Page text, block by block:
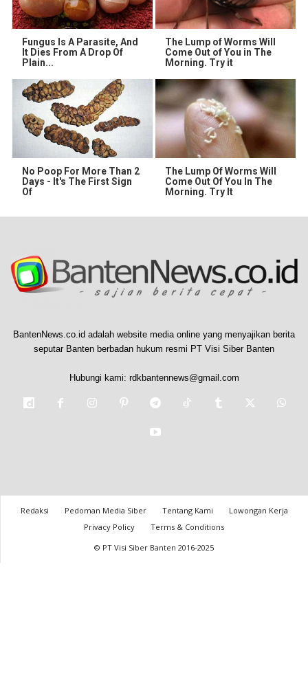
Fungus Is A Parasite, And
It Dies From A Drop Of
Plain...
The Lump of Worms Will
Come Out of You in The
Morning. Try it
No Poop For More Than 2
Days - It's The First Sign
Of
The Lump Of Worms Will
Come Out Of You In The
Morning. Try It
BantenNews.co.id adalah website media online yang menyajikan berita
seputar Banten berbadan hukum resmi PT Visi Siber Banten
Hubungi kami: rdkbantennews@gmail.com
Redaksi Pedoman Media Siber Tentang Kami
Lowongan Kerja
Privacy Policy
Terms & Conditions
© PT Visi Siber Banten 2016-2025